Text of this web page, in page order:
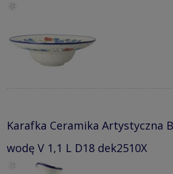
Karafka Ceramika Artystyczna
wodę V 1,1 L D18 dek2510X